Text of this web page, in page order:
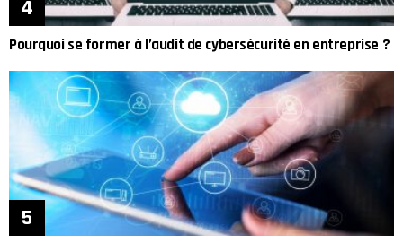
Pourquoi se former à l’audit de cybersécurité en entreprise ?